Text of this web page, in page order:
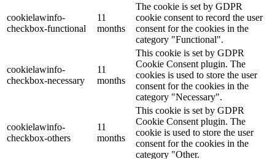
cookielawinfo-
checkbox-functional
11
months
The cookie is set by GDPR
cookie consent to record the user
consent for the cookies in the
category "Functional".
cookielawinfo-
checkbox-necessary
11
months
This cookie is set by GDPR
Cookie Consent plugin. The
cookies is used to store the user
consent for the cookies in the
category "Necessary".
cookielawinfo-
checkbox-others
11
months
This cookie is set by GDPR
Cookie Consent plugin. The
cookie is used to store the user
consent for the cookies in the
category "Other.